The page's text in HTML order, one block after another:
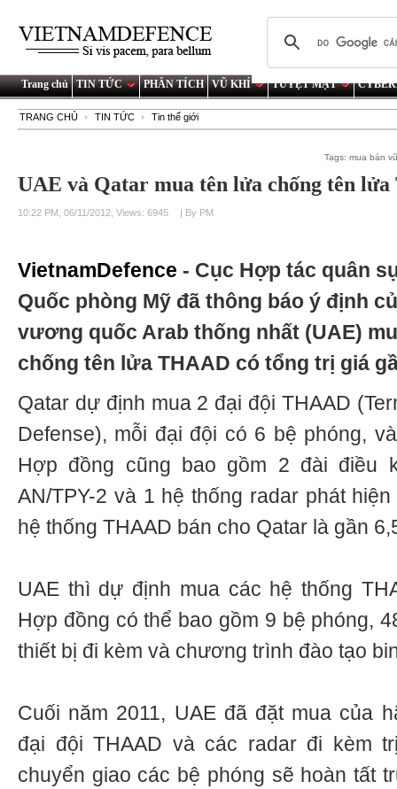
Trang chủ TIN TỨC PHÂN TÍCH VŨ KHÍ TUYỆT MẬT
TRANG CHỦ TIN TỨC Tin thế giới
Tags:mua bán
UAE và Qatar mua tên lửa chống tên
10:22 PM, 06/11/2012, Views: 6945 | By PM
VietnamDefence - Cục Hợp tác quân
Quốc phòng Mỹ đã thông báo ý định
vương quốc Arab thống nhất (UAE)
chống tên lửa THAAD có tổng trị giá
Qatar dự định mua 2 đại đội THAAD
Defense), mỗi đại đội có 6 bệ phóng,
Hợp đồng cũng bao gồm 2 đài điều
AN/TPY-2 và 1 hệ thống radar phát
hệ thống THAAD bán cho Qatar là gần
UAE thì dự định mua các hệ thống
Hợp đồng có thể bao gồm 9 bệ phóng,
thiết bị đi kèm và chương trình đào tạo
Cuối năm 2011, UAE đã đặt mua của
đại đội THAAD và các radar đi kèm
chuyển giao các bệ phóng sẽ hoàn tất